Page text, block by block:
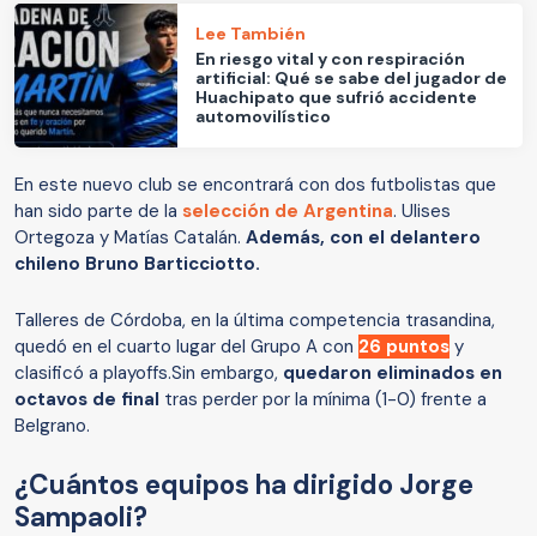
Lee También
En riesgo vital y con respiración
artificial: Qué se sabe del jugador de
Huachipato que sufrió accidente
automovilístico
En este nuevo club se encontrará con dos futbolistas que
han sido parte de la selección de Argentina. Ulises
Ortegoza y Matías Catalán. Además, con el delantero
chileno Bruno Barticciotto.
Talleres de Córdoba, en la última competencia trasandina,
quedó en el cuarto lugar del Grupo A con 26 puntos y
clasificó a playoffs.Sin embargo, quedaron eliminados en
octavos de final tras perder por la mínima (1-0) frente a
Belgrano.
¿Cuántos equipos ha dirigido Jorge
Sampaoli?